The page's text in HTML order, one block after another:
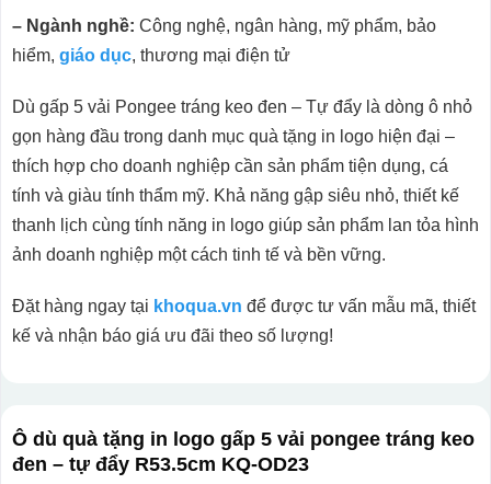
– Ngành nghề: Công nghệ, ngân hàng, mỹ phẩm, bảo
hiểm, giáo dục, thương mại điện tử
Dù gấp 5 vải Pongee tráng keo đen – Tự đẩy là dòng ô nhỏ
gọn hàng đầu trong danh mục quà tặng in logo hiện đại –
thích hợp cho doanh nghiệp cần sản phẩm tiện dụng, cá
tính và giàu tính thẩm mỹ. Khả năng gập siêu nhỏ, thiết kế
thanh lịch cùng tính năng in logo giúp sản phẩm lan tỏa hình
ảnh doanh nghiệp một cách tinh tế và bền vững.
Đặt hàng ngay tại khoqua.vn để được tư vấn mẫu mã, thiết
kế và nhận báo giá ưu đãi theo số lượng!
Ô dù quà tặng in logo gấp 5 vải pongee tráng keo
đen – tự đẩy R53.5cm KQ-OD23